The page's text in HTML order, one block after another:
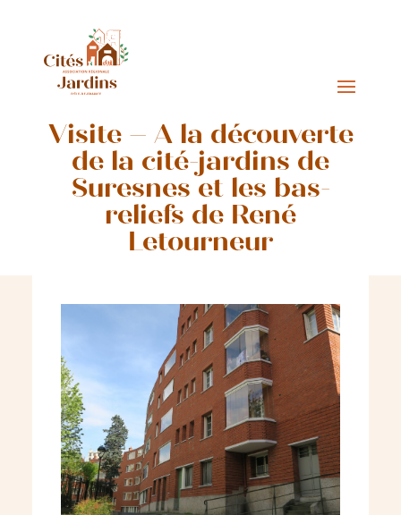
Visite – À la découverte
de la cité-jardins de
Suresnes et les bas-
reliefs de René
Letourneur